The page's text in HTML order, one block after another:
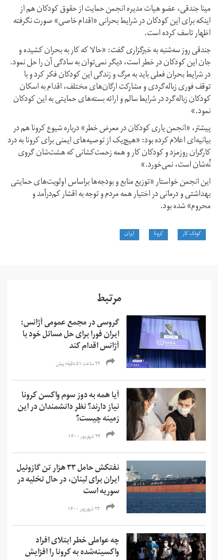
مینا جندقی، عضو هیات مدیره انجمن حمایت از حقوق کودکان هم از
اینکه برای این کودکان در شرایط بحرانی «اقدام خاصی» صورت نگرفته
اظهار تاسف کرده است.
جندقی روز سه‌شنبه به خبرگزاری گفت: «حالا که کار به بحران کشیده و
جان این کودکان در خطر است، دیگر نمی‌توان به سادگی آن را حل نمود.
در شرایط بحران فعلی باید به مرگ و زندگی این کودکان فکر کرد و با
توقف فوری زباله‌گردی و مشارکت ارگان‌های مختلف، اقدام به اسکان
کودکان زباله‌گرد در شرایط سالم و ارائه‌ بسته‌های حمایتی به این کودکان
نمود.»
پیشتر، «انجمن یاری کودکان در معرض خطر» درباره شیوع کرونا هم در
بیانیه‌ای اعلام کرده بود: «هیچ‌یک از توصیه‌های ایمنی برای کرونا به درد
کارگران روزمزد و کودکان کار و همه زحمت‌کشانی که هشت‌شان گروی
نُه‌شان است، نمی‌خورد.»
این انجمن خواستار «توزیع منابع و بودجه‌ها براساس‌ اولویت‌های‌ حمایتی
بهداشتی و درمانی در اختیار همه مردم و توجه به اقشار کم‌درآمد و
محروم» شده بود.
کودک کار کرونا ایران
مرتبط
گروسی در مجمع عمومی آژانس:
ایران فورا برای حل مسائل خود با
آژانس اقدام کند
۲۲ ساعت ۵۱ دقیقه پیش
آیا همه به دوز سوم واکسن کرونا
نیاز دارند؟ نظر دانشمندان در این
زمینه چیست؟
۲۴ شهریور ۱۴۰۰
نفتکش حامل ۳۳ هزار تن گازوئیل
ایران برای لبنان، در حال تخلیه در
سوریه است
۲۳ شهریور ۱۴۰۰
چه عواملی خطر ابتلای افراد
واکسینه‌شده به کرونا را افزایش